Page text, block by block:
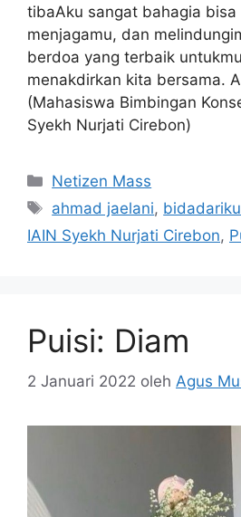
tibaAku sangat bahagia bisa
menjagamu, dan
berdoa yang terbaik
menakdirkan kita bersama.
(Mahasiswa Bimbingan
Syekh Nurjati Cirebon)
Kategori
Netizen Mass
Tag
ahmad jaelani,
IAIN Syekh Nurjati Cirebon,
Puisi: Diam
2 Januari 2022 oleh Agus